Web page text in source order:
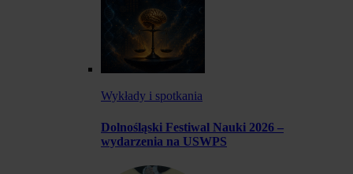
Wykłady i spotkania
Dolnośląski Festiwal Nauki 2026 –
wydarzenia na USWPS